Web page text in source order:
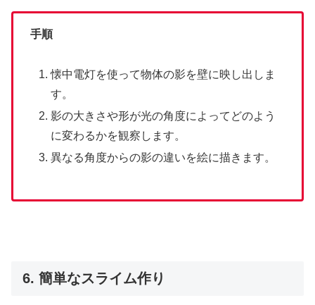
手順
懐中電灯を使って物体の影を壁に映し出しま
す。
影の大きさや形が光の角度によってどのよう
に変わるかを観察します。
異なる角度からの影の違いを絵に描きます。
6. 簡単なスライム作り